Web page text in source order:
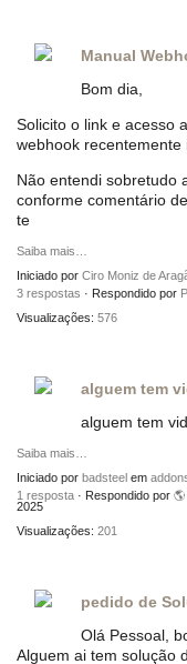
Manual
Bom dia,
Solicito o link e acesso
webhook recentemente
Não entendi sobretudo
conforme comentário
te
Saiba mais…
Iniciado por Ciro Moniz de
3 respostas · Respondido por
Visualizações: 576
alguem tem
alguem tem
Saiba mais…
Iniciado por badsteel em
1 resposta · Respondido por
2025
Visualizações: 201
pedido de
Olá Pessoal,
Alguem ai tem solução